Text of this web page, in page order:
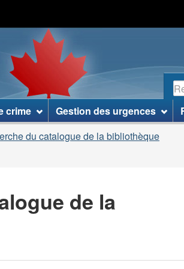
au
contenu
principal
à
«
propos
ce
site
»
à
la
version
simplifiée
crime Gestion des urgences
du catalogue de la bibliothèque
de la